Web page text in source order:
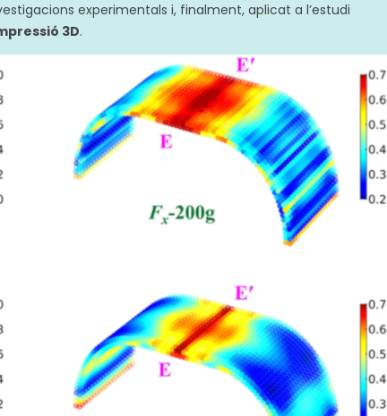
experimentals i, finalment, aplicat a l’estudi
3D.